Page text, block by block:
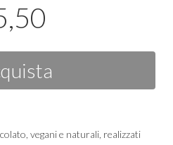
vegani e naturali, realizzati